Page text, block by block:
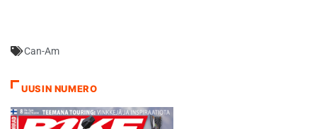
Campinoti kertoo, että
tiiminsä on
ratamoottoripyöräilyn
maailmanmestaruussrajassa
ensimmäinen joka ottaa
Can-Am
UUSIN NUMERO